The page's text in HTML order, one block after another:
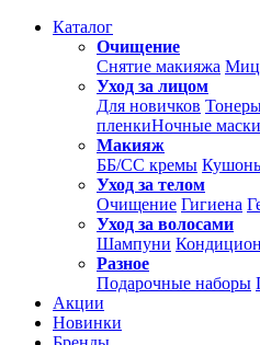
Каталог
Очищение
Снятие макияжа
Уход за лицом
Для новичков
пленкиНочные маски
Макияж
ББ/СС кремы
Уход за телом
Очищение Гигиена
Уход за волосами
Шампуни
Разное
Подарочные наборы
Акции
Новинки